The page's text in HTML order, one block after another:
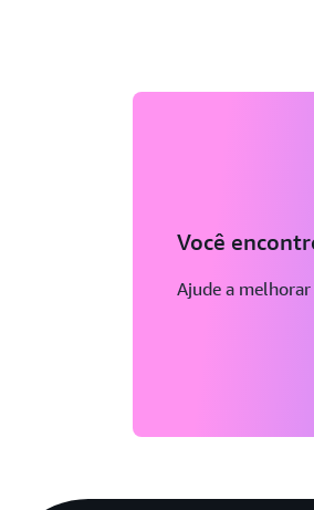
Você
Ajude a